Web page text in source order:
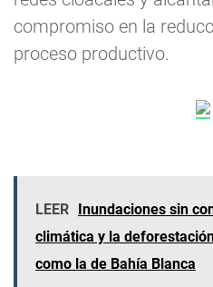
compromiso en la
proceso productivo.
LEER Inundaciones sin
climática y la
como la de Bahía Blanca